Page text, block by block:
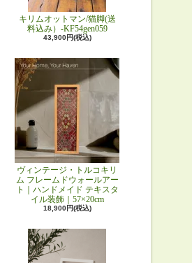
キリムオットマン/猫脚(送
料込み）-KF54gen059
43,900円(税込)
ヴィンテージ・トルコキリ
ム フレームドウォールアー
ト｜ハンドメイド テキスタ
イル装飾｜57×20cm
18,900円(税込)